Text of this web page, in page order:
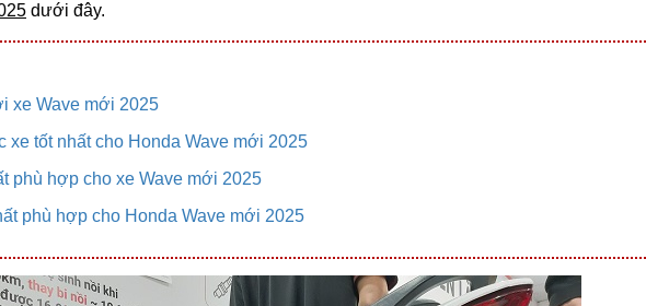
dưới đây.
xe Wave mới 2025
xe tốt nhất cho Honda Wave mới 2025
phù hợp cho xe Wave mới 2025
phù hợp cho Honda Wave mới 2025